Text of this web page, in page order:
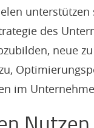
des
neue
im